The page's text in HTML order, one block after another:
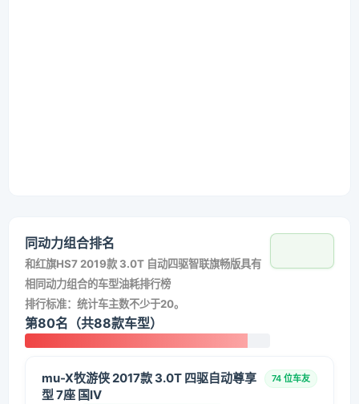
同动力组合排名
和红旗HS7 2019款 3.0T 自动四驱智联旗畅版具有
相同动力组合的车型油耗排行榜
排行标准：统计车主数不少于20。
第80名（共88款车型）
mu-X牧游侠 2017款 3.0T 四驱自动尊享
型 7座 国IV
74 位车友